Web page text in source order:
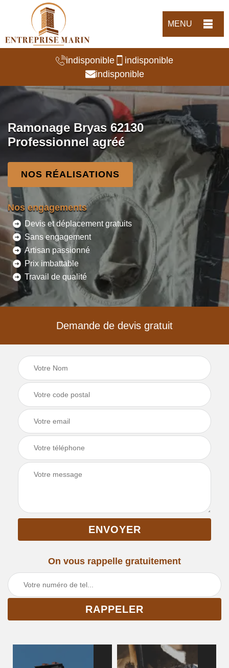
MENU
indisponible
indisponible
indisponible
Ramonage Bryas 62130
Professionnel agréé
NOS RÉALISATIONS
Nos engagements
Devis et déplacement gratuits
Sans engagement
Artisan passionné
Prix imbattable
Travail de qualité
Demande de devis gratuit
On vous rappelle gratuitement